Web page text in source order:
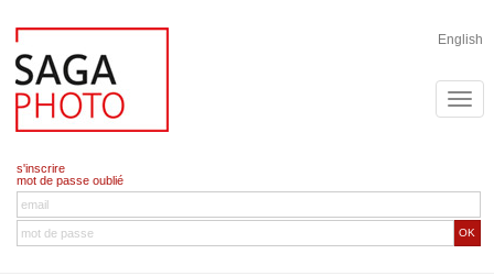
English
s'inscrire
mot de passe oublié
OK